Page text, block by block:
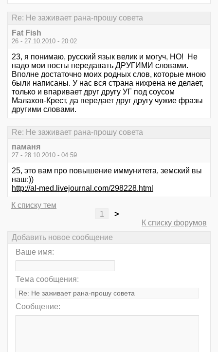
Re: Не заживает рана-прошу совета
Fat Fish
26 - 27.10.2010 - 20:02
23, я понимаю, русский язык велик и могуч, НО! Не
надо мои посты передавать ДРУГИМИ словами.
Вполне достаточно моих родных слов, которые мною
были написаны. У нас вся страна нихрена не делает,
только и впаривает друг другу УГ под соусом
Малахов-Крест, да передает друг другу чужие фразы
другими словами.
Re: Не заживает рана-прошу совета
паманя
27 - 28.10.2010 - 04:59
25, это вам про повышение иммунитета, земский вы
наш:))
http://al-med.livejournal.com/298228.html
К списку тем
1
>
К списку форумов
Добавить новое сообщение
Ваше имя:
Тема сообщения:
Сообщение: